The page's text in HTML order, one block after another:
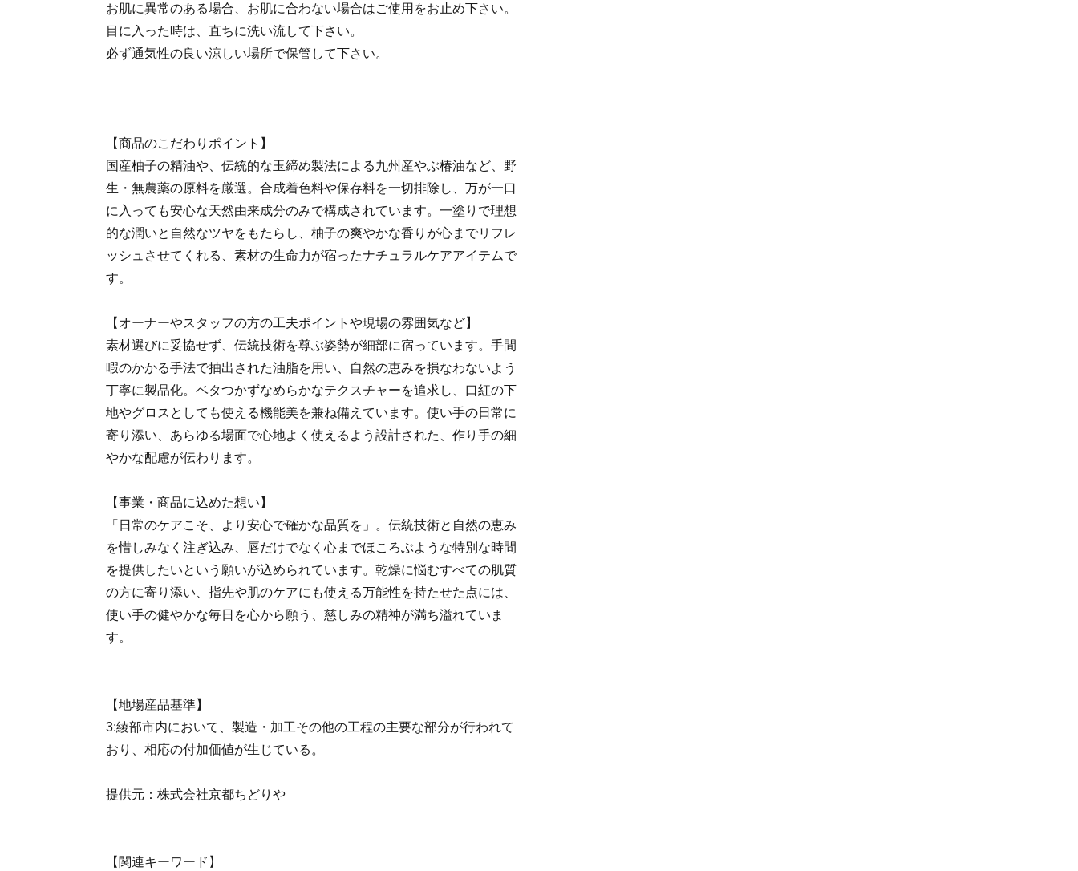
お肌に異常のある場合、お肌に合わない場合はご使用をお止め下さい。
目に入った時は、直ちに洗い流して下さい。
必ず通気性の良い涼しい場所で保管して下さい。
【商品のこだわりポイント】
国産柚子の精油や、伝統的な玉締め製法による九州産やぶ椿油など、野
生・無農薬の原料を厳選。合成着色料や保存料を一切排除し、万が一口
に入っても安心な天然由来成分のみで構成されています。一塗りで理想
的な潤いと自然なツヤをもたらし、柚子の爽やかな香りが心までリフレ
ッシュさせてくれる、素材の生命力が宿ったナチュラルケアアイテムで
す。
【オーナーやスタッフの方の工夫ポイントや現場の雰囲気など】
素材選びに妥協せず、伝統技術を尊ぶ姿勢が細部に宿っています。手間
暇のかかる手法で抽出された油脂を用い、自然の恵みを損なわないよう
丁寧に製品化。ベタつかずなめらかなテクスチャーを追求し、口紅の下
地やグロスとしても使える機能美を兼ね備えています。使い手の日常に
寄り添い、あらゆる場面で心地よく使えるよう設計された、作り手の細
やかな配慮が伝わります。
【事業・商品に込めた想い】
「日常のケアこそ、より安心で確かな品質を」。伝統技術と自然の恵み
を惜しみなく注ぎ込み、唇だけでなく心までほころぶような特別な時間
を提供したいという願いが込められています。乾燥に悩むすべての肌質
の方に寄り添い、指先や肌のケアにも使える万能性を持たせた点には、
使い手の健やかな毎日を心から願う、慈しみの精神が満ち溢れていま
す。
【地場産品基準】
3:綾部市内において、製造・加工その他の工程の主要な部分が行われて
おり、相応の付加価値が生じている。
提供元：株式会社京都ちどりや
【関連キーワード】